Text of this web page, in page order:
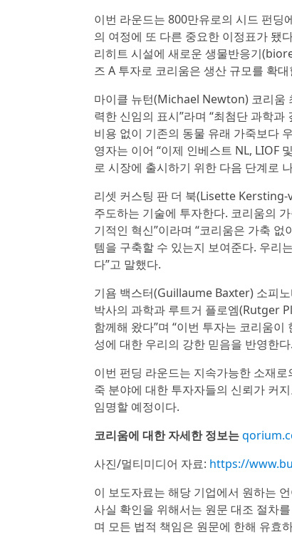
이번 라운드는 800만유로의 시드 펀딩
의 여정에 또 다른 중요한 이정표가 됐
리히트 시설에 새로운 생물반응기
즈 A 투자로 코리움은 생산 규모를 확
마이클 뉴턴(Michael Newton) 코리움
력한 신임의 표시”라며 “최첨단 과학
비용 없이 기존의 동물 유래 가죽보다
영자는 이어 “이제 인베스트 NL, LIOF
로 시장에 출시하기 위한 다음 단계로
리셋 커스팅 판 더 북(Lisette
주도하는 기술에 투자한다. 코리움의
기적인 혁신”이라며 “코리움은 가축
템을 구축할 수 있는지 보여준다. 우리
다”고 말했다.
기욤 백스터(Guillaume Baxter) 소피
박사의 과학과 루트거 플로엠(Rutger
함께해 왔다”며 “이번 투자는 코리움
성에 대한 우리의 강한 믿음을 반영한
이번 펀딩 라운드는 지속가능한 소재
죽 분야에 대한 투자자들의 신뢰가 커
임명할 예정이다.
코리움에 대한 자세한 정보는
사진/멀티미디어 자료: https://
이 보도자료는 해당 기업에서 원하는
사실 확인을 위해서는 원문 대조 절차
며 모든 법적 책임은 원문에 한해 유효